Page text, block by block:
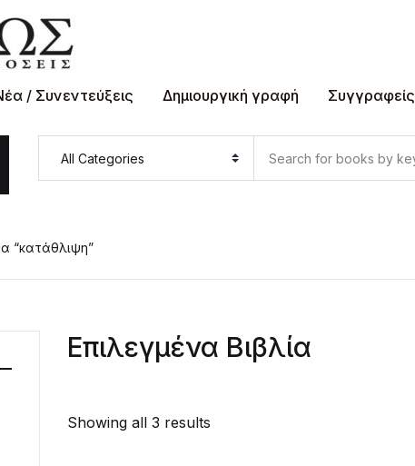
/ Συνεντεύξεις Δημιουργική γραφή Συγγραφείς
“κατάθλιψη”
Επιλεγμένα Βιβλία
Showing all 3 results